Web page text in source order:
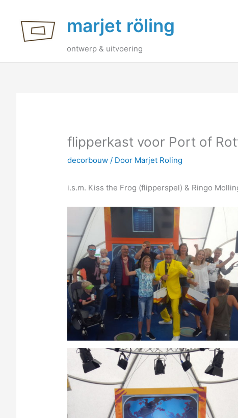
marjet röling
ontwerp & uitvoering
flipperkast voor Port of
decorbouw / Door Marjet Roling
i.s.m. Kiss the Frog (flipperspel) & Ringo